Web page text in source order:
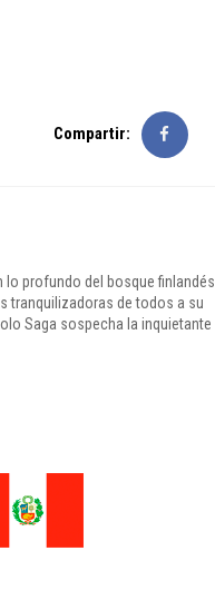
Compartir:
profundo del bosque finlandés
tranquilizadoras de todos a su
Saga sospecha la inquietante